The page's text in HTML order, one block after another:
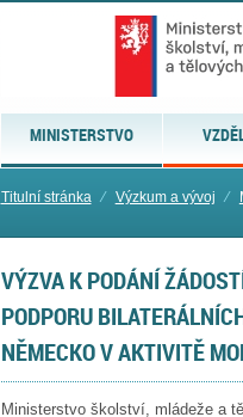
MINISTERSTVO
Titulní stránka ⁄ Výzkum a vývoj ⁄
VÝZVA K PODÁNÍ
PODPORU
NĚMECKO V AKTIVITĚ
Ministerstvo školství, mládeže a